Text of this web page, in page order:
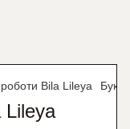
Bila Lileya
Lileya